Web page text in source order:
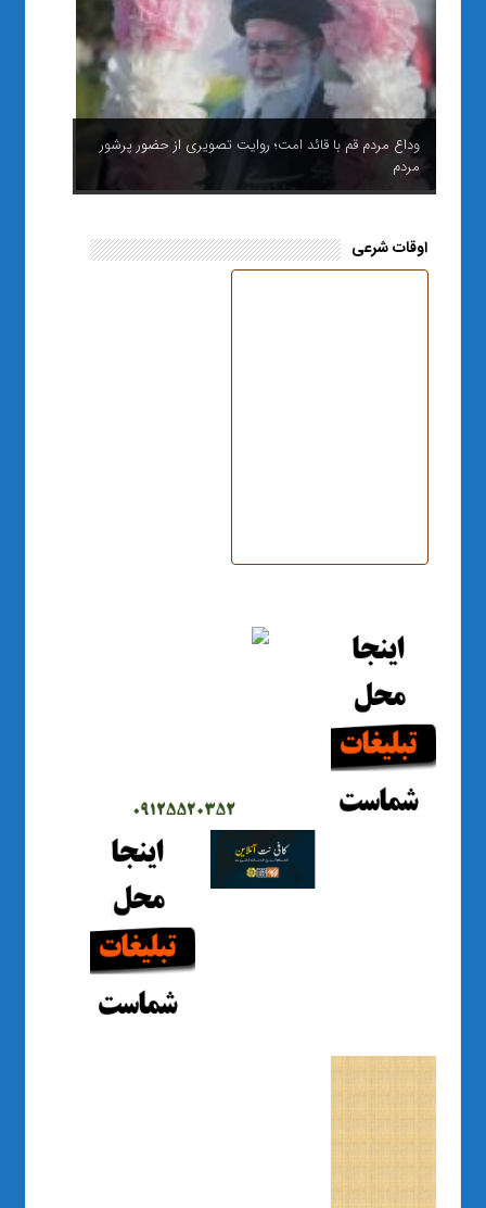
وداع مردم قم با قائد امت؛ روایت تصویری از حضور پرشور
مردم
اوقات شرعی